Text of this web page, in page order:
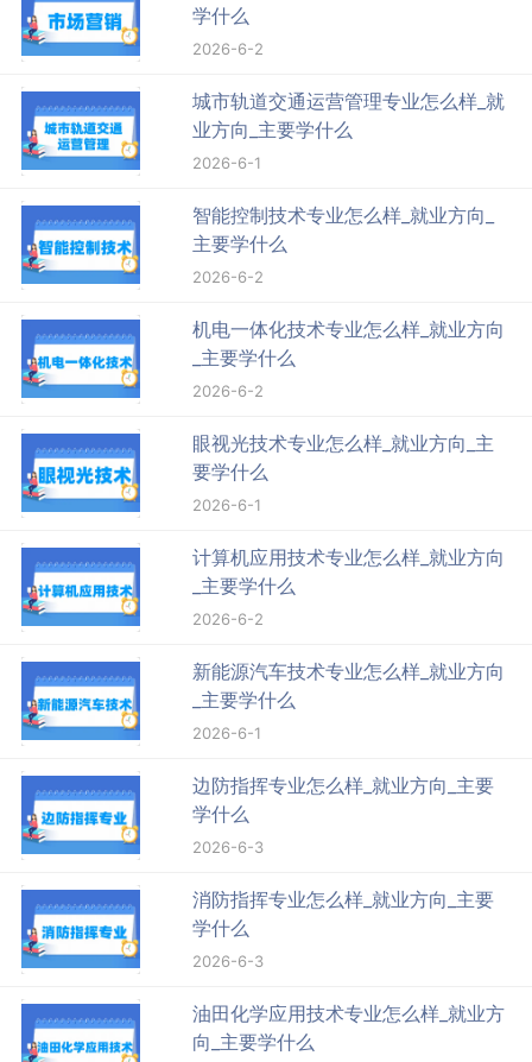
学什么
2026-6-2
城市轨道交通运营管理专业怎么样_就
业方向_主要学什么
2026-6-1
智能控制技术专业怎么样_就业方向_
主要学什么
2026-6-2
机电一体化技术专业怎么样_就业方向
_主要学什么
2026-6-2
眼视光技术专业怎么样_就业方向_主
要学什么
2026-6-1
计算机应用技术专业怎么样_就业方向
_主要学什么
2026-6-2
新能源汽车技术专业怎么样_就业方向
_主要学什么
2026-6-1
边防指挥专业怎么样_就业方向_主要
学什么
2026-6-3
消防指挥专业怎么样_就业方向_主要
学什么
2026-6-3
油田化学应用技术专业怎么样_就业方
向_主要学什么